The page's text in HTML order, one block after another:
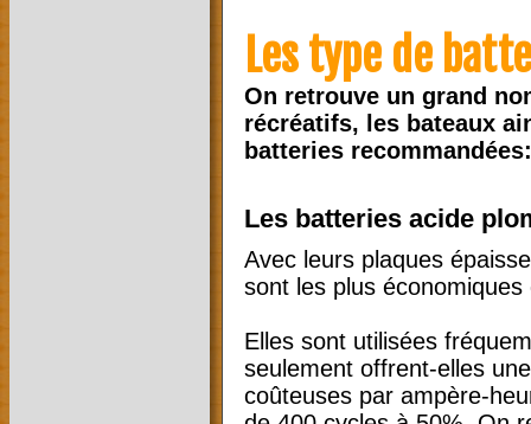
Les type de
On retrouve un grand
récréatifs, les bateaux
batteries recommandées:
Les batteries acide
Avec leurs plaques
sont les plus
Elles sont utilisées
seulement offrent-elles
coûteuses par ampère-